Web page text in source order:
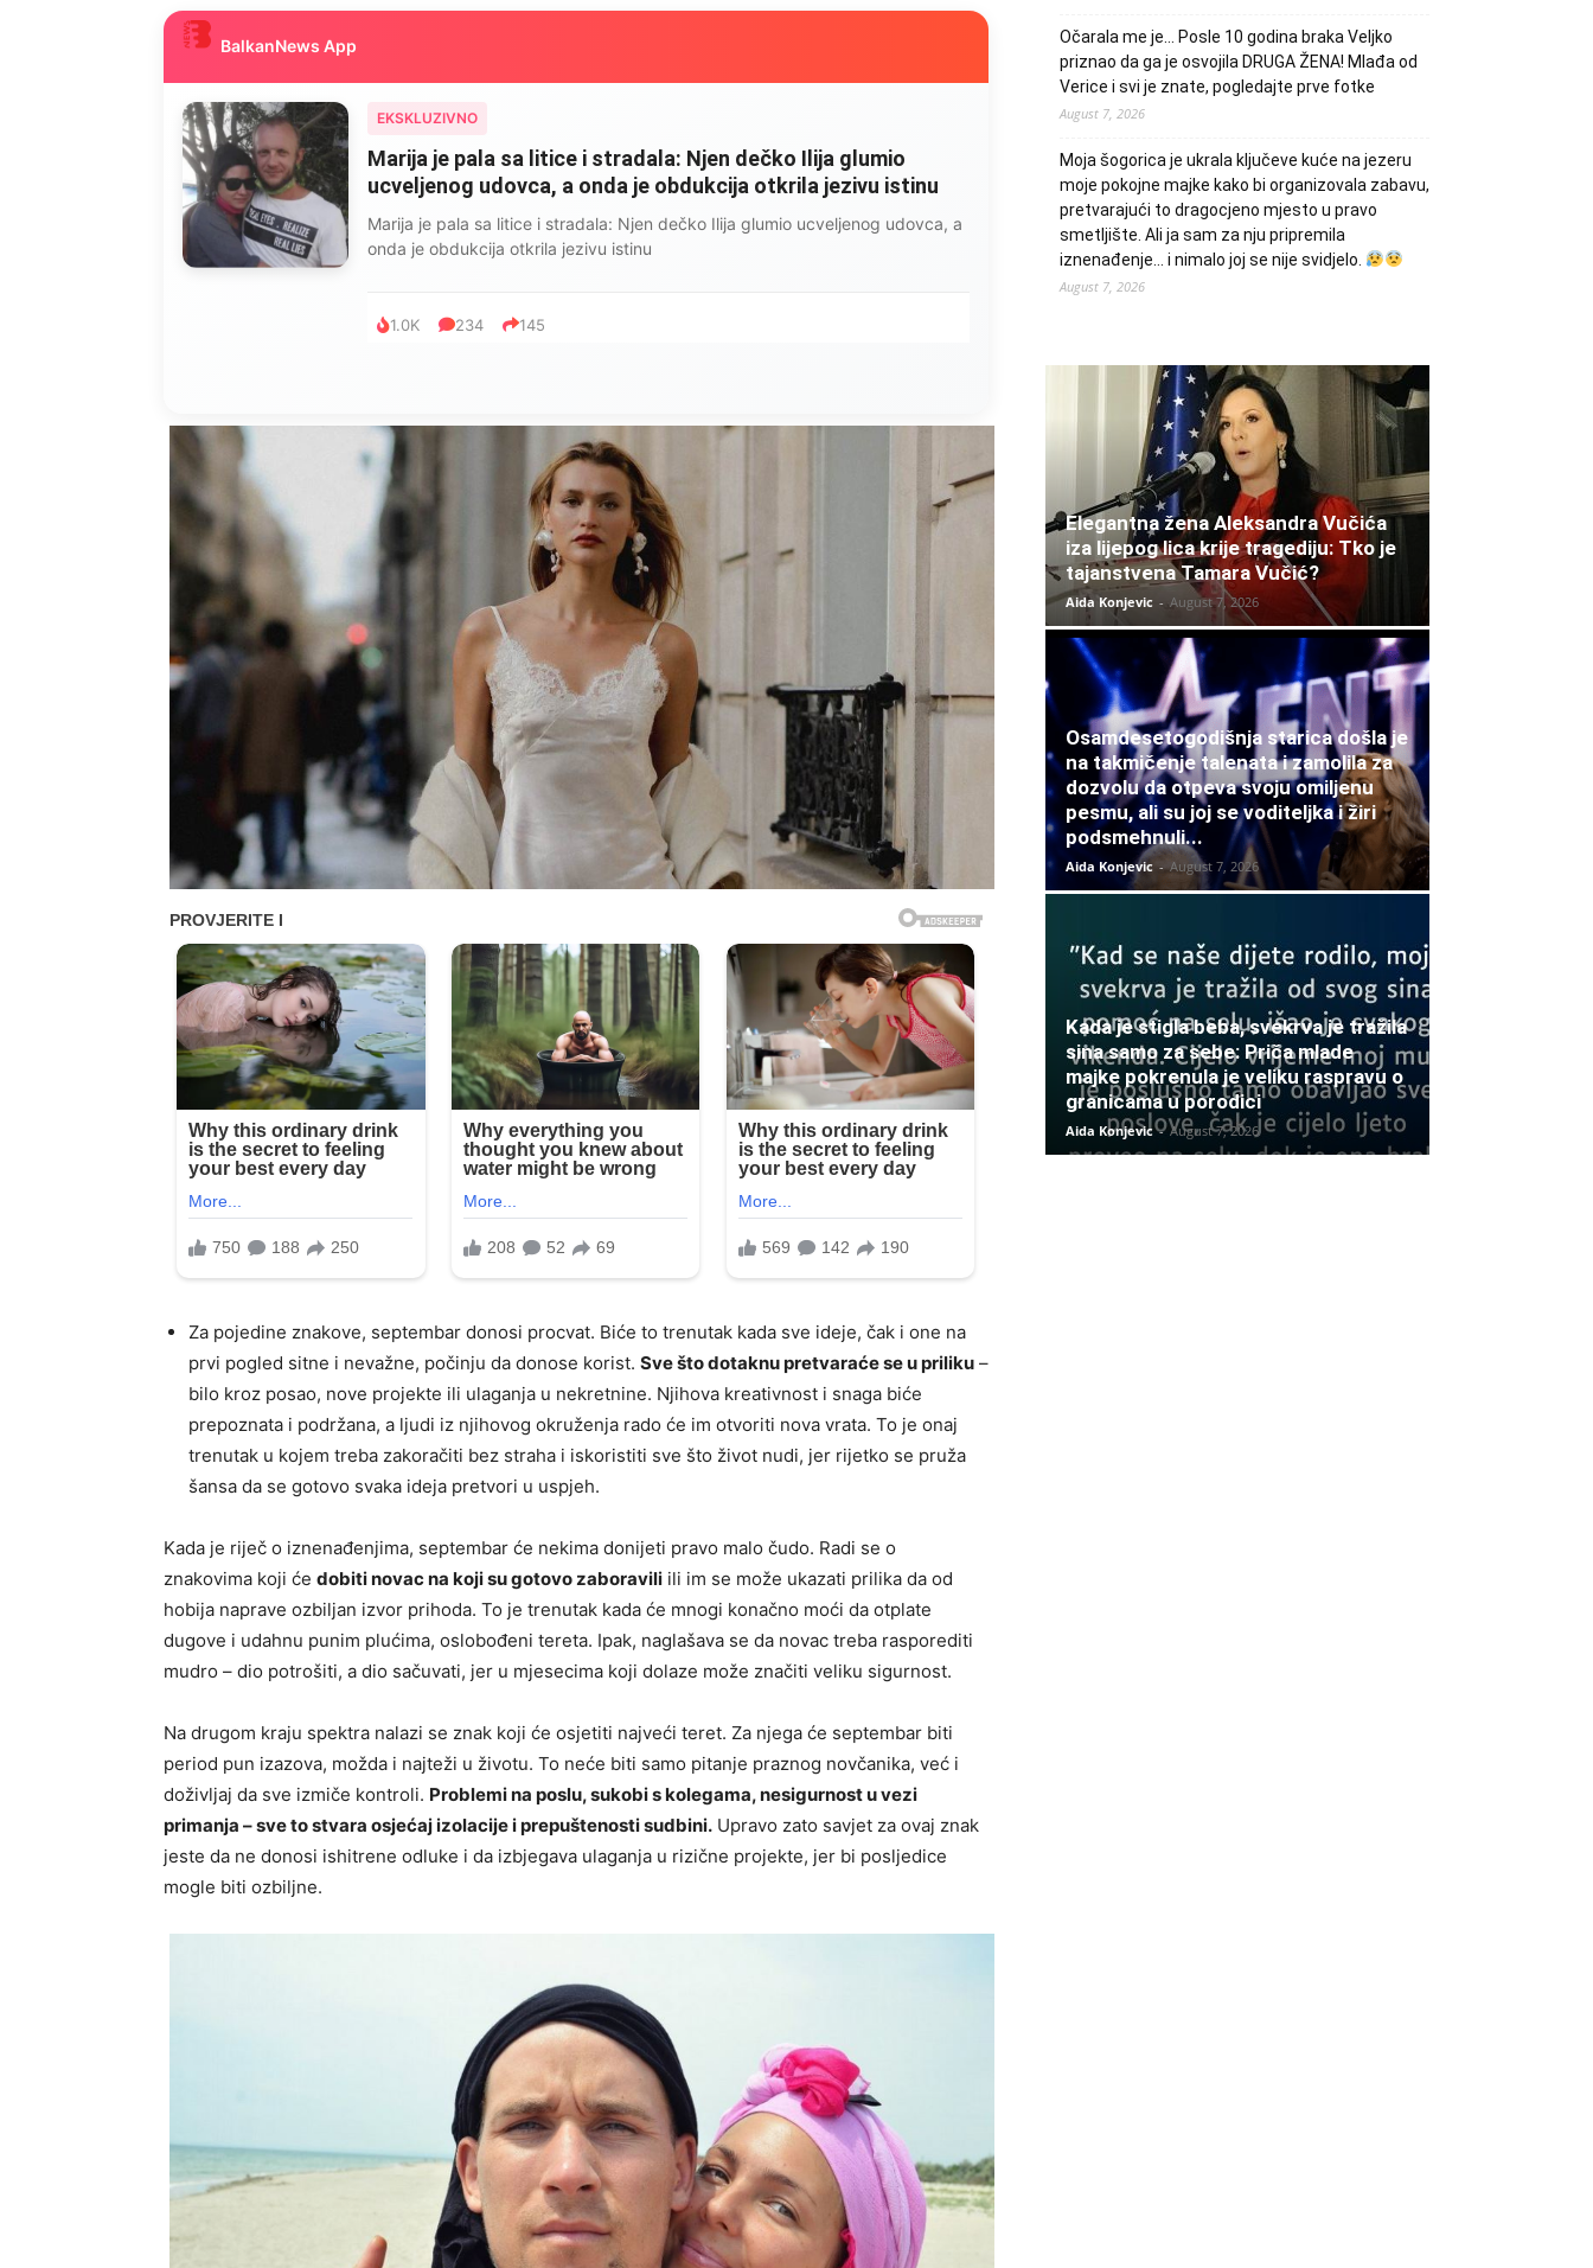
BalkanNews App
EKSKLUZIVNO
Marija je pala sa litice i stradala: Njen dečko Ilija glumio
ucveljenog udovca, a onda je obdukcija otkrila jezivu istinu
Marija je pala sa litice i stradala: Njen dečko Ilija glumio ucveljenog udovca, a
onda je obdukcija otkrila jezivu istinu
1.0K 234 145
Za pojedine znakove, septembar donosi procvat. Biće to trenutak kada sve ideje, čak i one na
prvi pogled sitne i nevažne, počinju da donose korist. Sve što dotaknu pretvaraće se u priliku –
bilo kroz posao, nove projekte ili ulaganja u nekretnine. Njihova kreativnost i snaga biće
prepoznata i podržana, a ljudi iz njihovog okruženja rado će im otvoriti nova vrata. To je onaj
trenutak u kojem treba zakoračiti bez straha i iskoristiti sve što život nudi, jer rijetko se pruža
šansa da se gotovo svaka ideja pretvori u uspjeh.
Kada je riječ o iznenađenjima, septembar će nekima donijeti pravo malo čudo. Radi se o
znakovima koji će dobiti novac na koji su gotovo zaboravili ili im se može ukazati prilika da od
hobija naprave ozbiljan izvor prihoda. To je trenutak kada će mnogi konačno moći da otplate
dugove i udahnu punim plućima, oslobođeni tereta. Ipak, naglašava se da novac treba rasporediti
mudro – dio potrošiti, a dio sačuvati, jer u mjesecima koji dolaze može značiti veliku sigurnost.
Na drugom kraju spektra nalazi se znak koji će osjetiti najveći teret. Za njega će septembar biti
period pun izazova, možda i najteži u životu. To neće biti samo pitanje praznog novčanika, već i
doživljaj da sve izmiče kontroli. Problemi na poslu, sukobi s kolegama, nesigurnost u vezi
primanja – sve to stvara osjećaj izolacije i prepuštenosti sudbini. Upravo zato savjet za ovaj znak
jeste da ne donosi ishitrene odluke i da izbjegava ulaganja u rizične projekte, jer bi posljedice
mogle biti ozbiljne.
Očarala me je… Posle 10 godina braka Veljko
priznao da ga je osvojila DRUGA ŽENA! Mlađa od
Verice i svi je znate, pogledajte prve fotke
August 7, 2026
Moja šogorica je ukrala ključeve kuće na jezeru
moje pokojne majke kako bi organizovala zabavu,
pretvarajući to dragocjeno mjesto u pravo
smetljište. Ali ja sam za nju pripremila
iznenađenje… i nimalo joj se nije svidjelo.
August 7, 2026
Elegantna žena Aleksandra Vučića
iza lijepog lica krije tragediju: Tko je
tajanstvena Tamara Vučić?
Aida Konjevic - August 7, 2026
Osamdesetogodišnja starica došla je
na takmičenje talenata i zamolila za
dozvolu da otpeva svoju omiljenu
pesmu, ali su joj se voditeljka i žiri
podsmehnuli...
Aida Konjevic - August 7, 2026
Kada je stigla beba, svekrva je tražila
sina samo za sebe: Priča mlade
majke pokrenula je veliku raspravu o
granicama u porodici
Aida Konjevic - August 7, 2026